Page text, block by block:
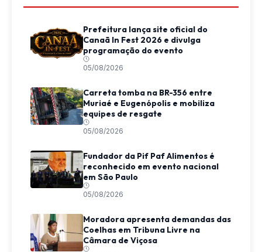
Prefeitura lança site oficial do
Canaã In Fest 2026 e divulga
programação do evento
05/08/2026
Carreta tomba na BR-356 entre
Muriaé e Eugenópolis e mobiliza
equipes de resgate
05/08/2026
Fundador da Pif Paf Alimentos é
reconhecido em evento nacional
em São Paulo
05/08/2026
Moradora apresenta demandas das
Coelhas em Tribuna Livre na
Câmara de Viçosa